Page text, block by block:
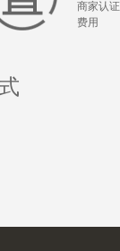
商家认
费用